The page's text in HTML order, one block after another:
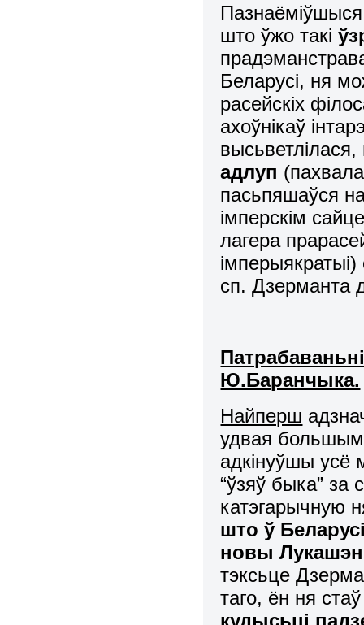
што ўжо такі
Беларусі, ня
расейскіх
ахоўнікаў
адлуп
пасьпяшаўся
імперскім
лагера
сп. Дзерманта
Ю.Баранчыка.
Найперш
удвая
адкінуўшы усё
“ўзяў быка” за
катэгарычную
што ў
новы
тэксьце
таго, ён ня
кудысьці